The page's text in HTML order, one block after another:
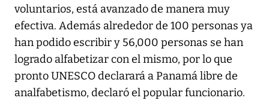
voluntarios, está avanzado de manera muy
efectiva. Además alrededor de 100 personas ya
han podido escribir y 56,000 personas se han
logrado alfabetizar con el mismo, por lo que
pronto UNESCO declarará a Panamá libre de
analfabetismo, declaró el popular funcionario.